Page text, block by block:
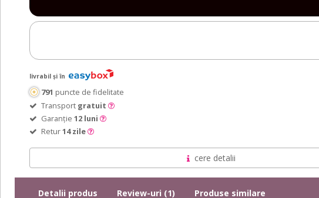
livrabil și în
791 puncte de fidelitate
Transport gratuit
Garanție 12 luni
Retur14 zile
cere detalii
Detalii produs Review-uri (1) Produse similare